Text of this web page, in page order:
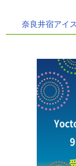
奈良井宿アイ